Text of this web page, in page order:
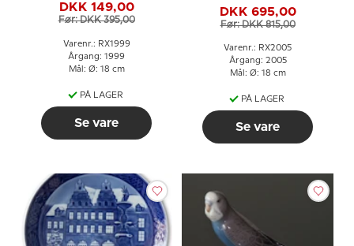
DKK 149,00
Før: DKK 395,00
Varenr.: RX1999
Årgang: 1999
Mål: Ø: 18 cm
PÅ LAGER
Se vare
DKK 695,00
Før: DKK 815,00
Varenr.: RX2005
Årgang: 2005
Mål: Ø: 18 cm
PÅ LAGER
Se vare